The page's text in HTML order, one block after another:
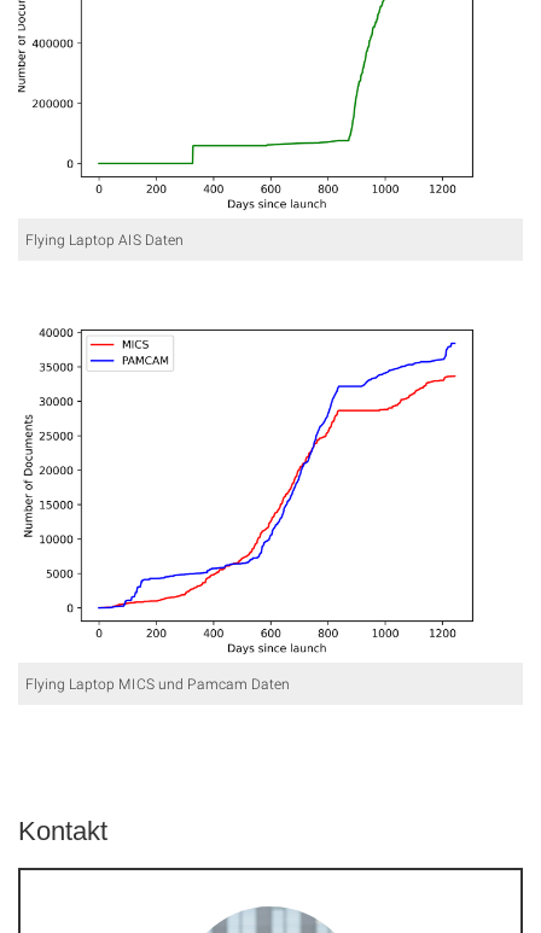
Flying Laptop AIS Daten
Flying Laptop MICS und Pamcam Daten
Kontakt